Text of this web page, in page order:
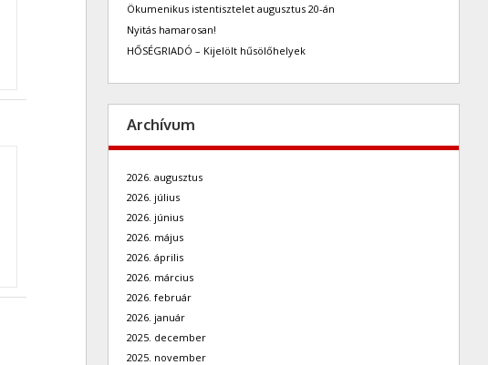
Ökumenikus istentisztelet augusztus 20-án
Nyitás hamarosan!
HŐSÉGRIADÓ – Kijelölt hűsölőhelyek
Archívum
2026. augusztus
2026. július
2026. június
2026. május
2026. április
2026. március
2026. február
2026. január
2025. december
2025. november